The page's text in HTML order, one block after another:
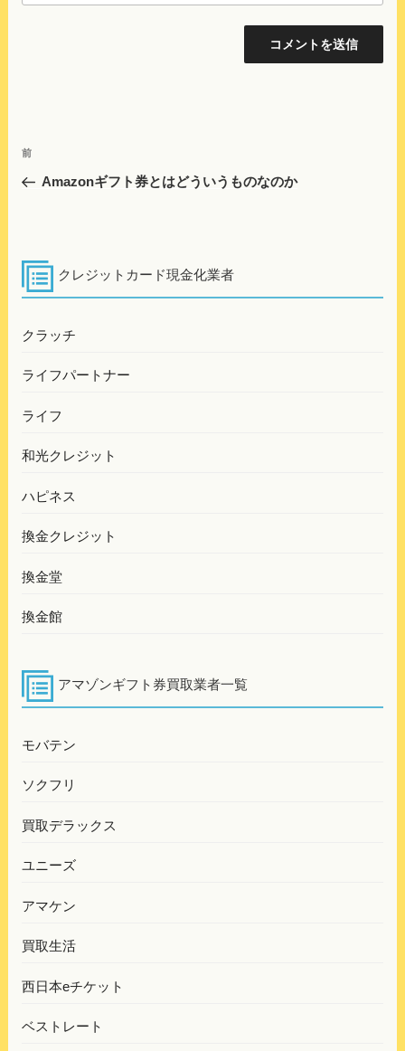
投
ナ
ー
シ
ン
前
の
前
Amazonギフト券とはどういうものなのか
クレジットカード現金化業者
クラッチ
ライフパートナー
ライフ
和光クレジット
ハピネス
換金クレジット
換金堂
換金館
アマゾンギフト券買取業者一覧
モバテン
ソクフリ
買取デラックス
ユニーズ
アマケン
買取生活
西日本eチケット
ベストレート